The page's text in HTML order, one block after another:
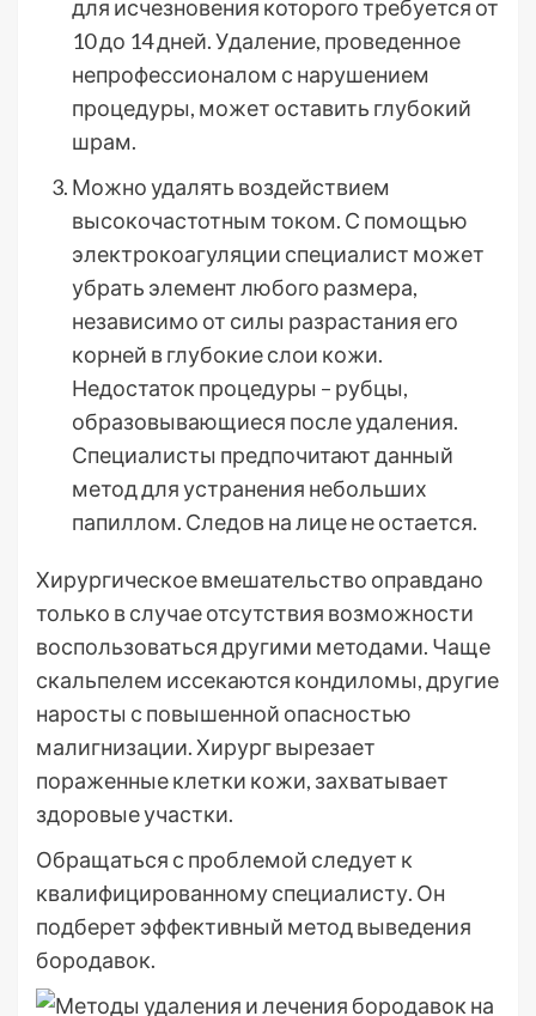
для исчезновения которого требуется от
10 до 14 дней. Удаление, проведенное
непрофессионалом с нарушением
процедуры, может оставить глубокий
шрам.
Можно удалять воздействием
высокочастотным током. С помощью
электрокоагуляции специалист может
убрать элемент любого размера,
независимо от силы разрастания его
корней в глубокие слои кожи.
Недостаток процедуры – рубцы,
образовывающиеся после удаления.
Специалисты предпочитают данный
метод для устранения небольших
папиллом. Следов на лице не остается.
Хирургическое вмешательство оправдано
только в случае отсутствия возможности
воспользоваться другими методами. Чаще
скальпелем иссекаются кондиломы, другие
наросты с повышенной опасностью
малигнизации. Хирург вырезает
пораженные клетки кожи, захватывает
здоровые участки.
Обращаться с проблемой следует к
квалифицированному специалисту. Он
подберет эффективный метод выведения
бородавок.